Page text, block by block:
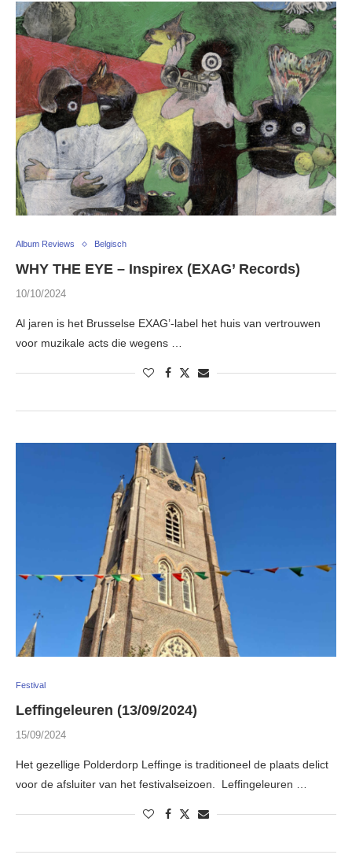
Album Reviews Belgisch
WHY THE EYE – Inspirex (EXAG’ Records)
10/10/2024
Al jaren is het Brusselse EXAG’-label het huis van vertrouwen
voor muzikale acts die wegens …
Festival
Leffingeleuren (13/09/2024)
15/09/2024
Het gezellige Polderdorp Leffinge is traditioneel de plaats delict
voor de afsluiter van het festivalseizoen. Leffingeleuren …